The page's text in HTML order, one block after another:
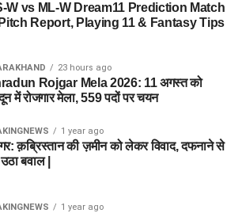
W vs ML-W Dream11 Prediction Match
Report, Playing 11 & Fantasy Tips
23 hours ago
Rojgar Mela 2026: 11 अगस्त को
में रोजगार मेला, 559 पदों पर चयन
1 year ago
क़ब्रिस्तान की ज़मीन को लेकर विवाद, दफनाने से
बवाल |
1 year ago